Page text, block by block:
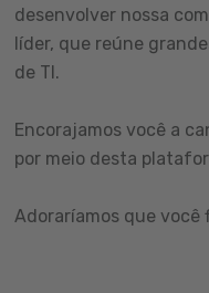
desenvolver nossa
líder, que reúne
de TI.
Encorajamos você a
por meio desta
Adoraríamos que você